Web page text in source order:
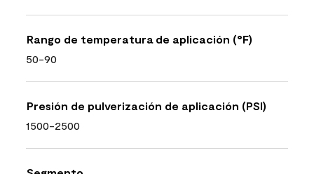
Rango de temperatura de aplicación (°F)
50-90
Presión de pulverización de aplicación (PSI)
1500-2500